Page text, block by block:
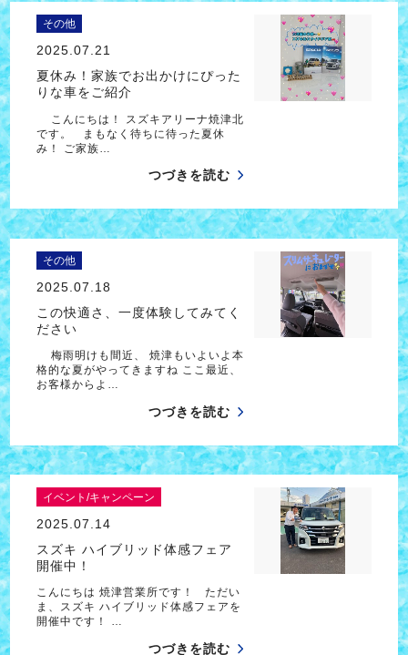
その他
2025.07.21
夏休み！家族でお出かけにぴった
りな車をご紹介
こんにちは！ スズキアリーナ焼津北
です。 まもなく待ちに待った夏休
み！ ご家族…
つづきを読む
その他
2025.07.18
この快適さ、一度体験してみてく
ださい
梅雨明けも間近、 焼津もいよいよ本
格的な夏がやってきますね ここ最近、
お客様からよ…
つづきを読む
イベント/キャンペーン
2025.07.14
スズキ ハイブリッド体感フェア
開催中！
こんにちは 焼津営業所です！ ただい
ま、スズキ ハイブリッド体感フェアを
開催中です！ …
つづきを読む